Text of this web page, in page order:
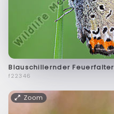
Blauschillernder Feuerfalter
f22346
Zoom